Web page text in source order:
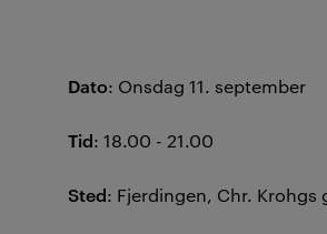
Dato: Onsdag 11. september
Tid: 18.00 - 21.00
Sted: Fjerdingen, Chr. Krohgs